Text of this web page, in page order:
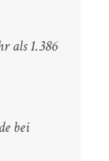
als 1.386
bei